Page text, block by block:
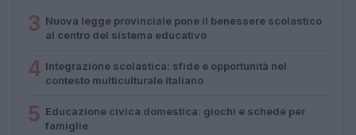
3 Nuova legge provinciale pone il benessere scolastico
al centro del sistema educativo
4 Integrazione scolastica: sfide e opportunità nel
contesto multiculturale italiano
5 Educazione civica domestica: giochi e schede per
famiglie